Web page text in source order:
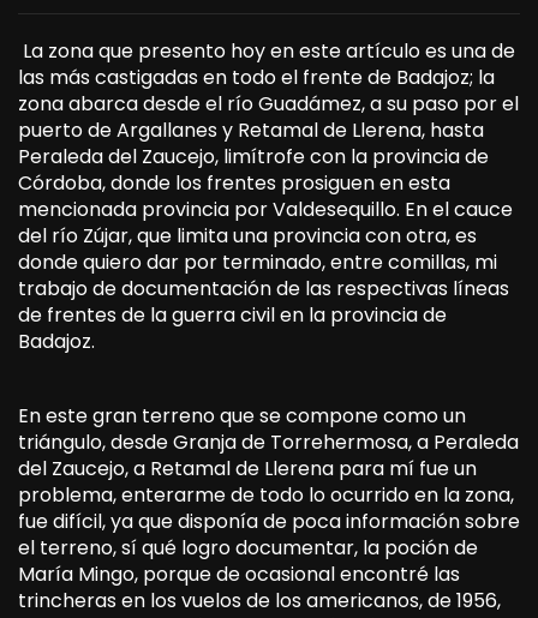
La zona que presento hoy en este artículo es una de
las más castigadas en todo el frente de Badajoz; la
zona abarca desde el río Guadámez, a su paso por el
puerto de Argallanes y Retamal de Llerena, hasta
Peraleda del Zaucejo, limítrofe con la provincia de
Córdoba, donde los frentes prosiguen en esta
mencionada provincia por Valdesequillo. En el cauce
del río Zújar, que limita una provincia con otra, es
donde quiero dar por terminado, entre comillas, mi
trabajo de documentación de las respectivas líneas
de frentes de la guerra civil en la provincia de
Badajoz.
En este gran terreno que se compone como un
triángulo, desde Granja de Torrehermosa, a Peraleda
del Zaucejo, a Retamal de Llerena para mí fue un
problema, enterarme de todo lo ocurrido en la zona,
fue difícil, ya que disponía de poca información sobre
el terreno, sí qué logro documentar, la poción de
María Mingo, porque de ocasional encontré las
trincheras en los vuelos de los americanos, de 1956,